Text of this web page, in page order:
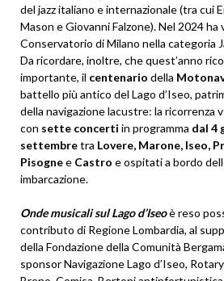
del jazz italiano e internazionale (tra cui
Mason e Giovanni Falzone). Nel 2024
Conservatorio di Milano nella categoria
Da ricordare, inoltre, che quest’anno
importante, il centenario della
battello più antico del Lago d’Iseo,
della navigazione lacustre: la ricorrenza
con sette concerti in programma dal 4
settembretra Lovere, Marone, Iseo,
Pisognee Castro e ospitati a bordo
imbarcazione.
Onde musicali sul Lago d’Iseoè reso
contributo di Regione Lombardia, al
della Fondazione della Comunità
sponsor Navigazione Lago d’Iseo,